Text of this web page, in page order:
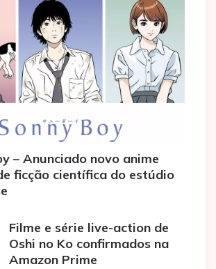
– Anunciado novo anime
ficção científica do estúdio
Filme e série live-action de
Oshi no Ko confirmados na
Amazon Prime